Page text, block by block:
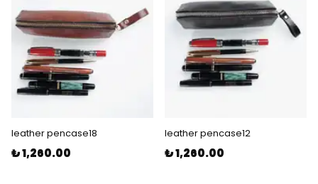
leather pencase18
₺ 1,260.00
leather pencase12
₺ 1,260.00